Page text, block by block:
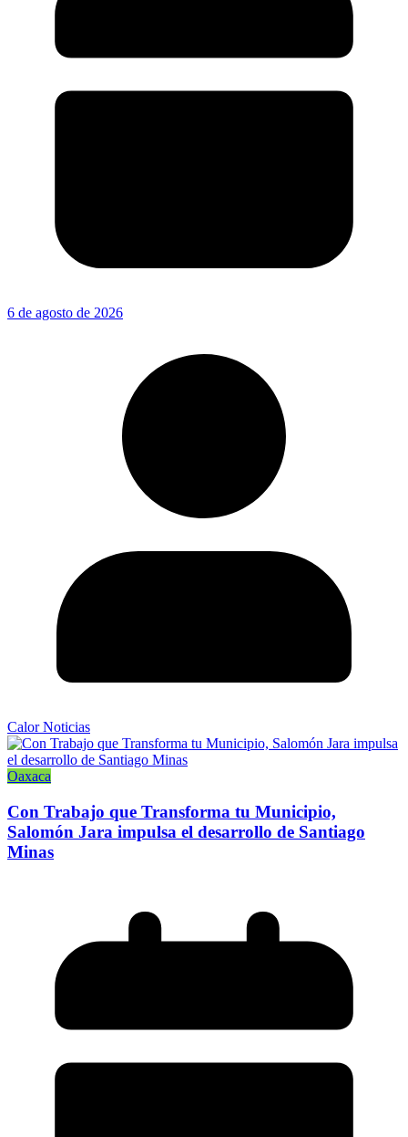
6 de agosto de 2026
Calor Noticias
Oaxaca
Con Trabajo que Transforma tu Municipio,
Salomón Jara impulsa el desarrollo de Santiago
Minas